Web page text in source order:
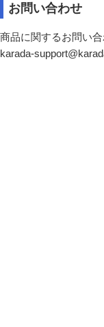
お問い合わせ
商品に関するお問い
karada-